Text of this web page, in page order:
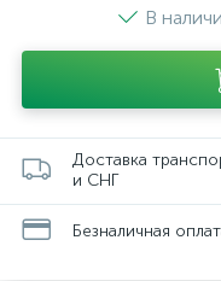
В
Доставка
и СНГ
Безналичная